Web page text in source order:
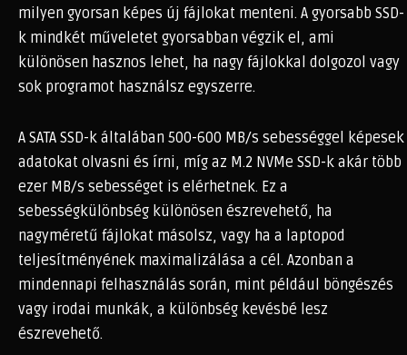
milyen gyorsan képes új fájlokat menteni. A gyorsabb SSD-
k mindkét műveletet gyorsabban végzik el, ami
különösen hasznos lehet, ha nagy fájlokkal dolgozol vagy
sok programot használsz egyszerre.
A SATA SSD-k általában 500-600 MB/s sebességgel képesek
adatokat olvasni és írni, míg az M.2 NVMe SSD-k akár több
ezer MB/s sebességet is elérhetnek. Ez a
sebességkülönbség különösen észrevehető, ha
nagyméretű fájlokat másolsz, vagy ha a laptopod
teljesítményének maximalizálása a cél. Azonban a
mindennapi felhasználás során, mint például böngészés
vagy irodai munkák, a különbség kevésbé lesz
észrevehető.